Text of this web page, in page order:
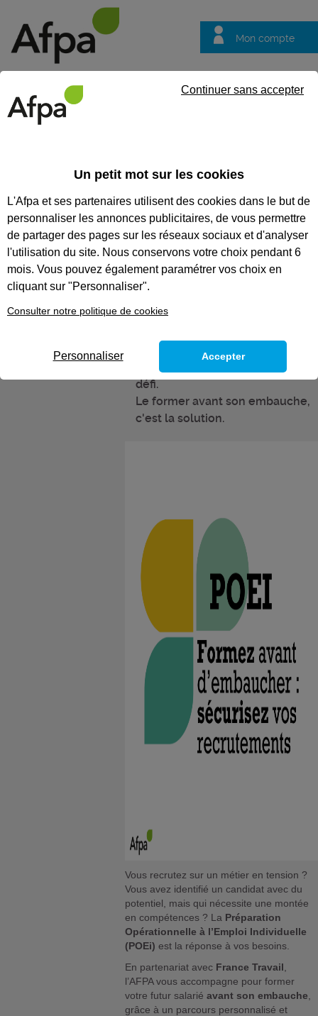
Mon compte
questions
Fil info
Recruter autrement
avec la POEi :
formez avant
d'embaucher
Trouver le bon candidat, c'est un
défi.
Le former avant son embauche,
c'est la solution.
Vous recrutez sur un métier en tension ?
Vous avez identifié un candidat avec du
potentiel, mais qui nécessite une montée
en compétences ? La Préparation
Opérationnelle à l’Emploi Individuelle
(POEi) est la réponse à vos besoins.
En partenariat avec France Travail
l’AFPA vous accompagne pour former
votre futur salariéavant son embauche
grâce à un parcours personnalisé et
Un petit mot sur les cookies
L'Afpa et ses partenaires utilisent des cookies dans le but de
personnaliser les annonces publicitaires, de vous permettre
de partager des pages sur les réseaux sociaux et d'analyser
l'utilisation du site. Nous conservons votre choix pendant 6
mois. Vous pouvez également paramétrer vos choix en
cliquant sur "Personnaliser".
Consulter notre politique de cookies
Continuer sans accepter
Personnaliser Accepter